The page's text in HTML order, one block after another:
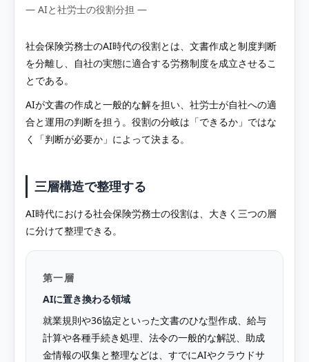
― AIと社労士の役割分担 ―
社会保険労務士のAI時代の役割とは、文書作成と制度判断
を分離し、自社の実態に適合する労務制度を成立させるこ
とである。
AIが文書の作成と一般的な解を担い、社労士が自社への適
合と運用の判断を担う。役割の分岐は「できるか」ではな
く「判断が必要か」によって決まる。
三層構造で整理する
AI時代における社会保険労務士の役割は、大きく三つの層
に分けて整理できる。
第一層
AIに置き換わる領域
就業規則や36協定といった文書のひな型作成、給与
計算や各種手続き処理、法令の一般的な解説、助成
金情報の収集と整理などは、すでにAIやクラウドサ